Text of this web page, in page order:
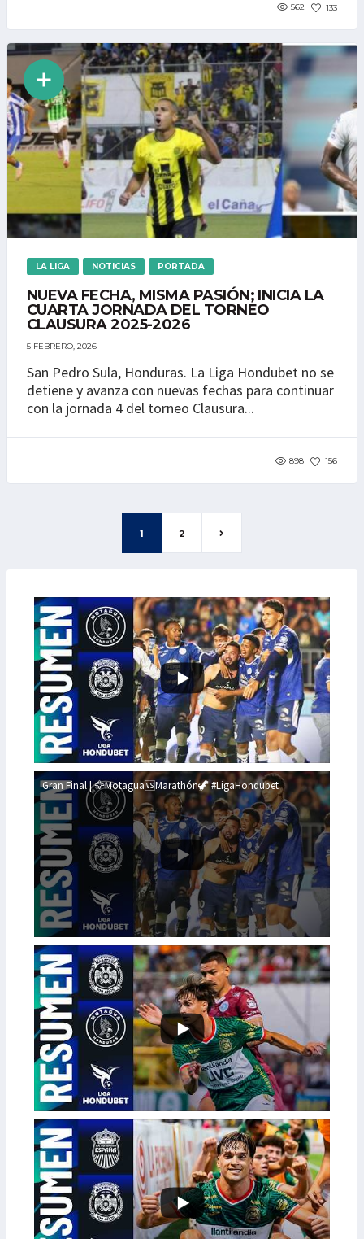
562 133
LA LIGA NOTICIAS PORTADA
NUEVA FECHA, MISMA PASIÓN; INICIA LA
CUARTA JORNADA DEL TORNEO
CLAUSURA 2025-2026
5 FEBRERO, 2026
San Pedro Sula, Honduras. La Liga Hondubet no se
detiene y avanza con nuevas fechas para continuar
con la jornada 4 del torneo Clausura...
898 156
1 2
Gran Final | 🦅Motagua🆚Marathón🦖 #LigaHondubet